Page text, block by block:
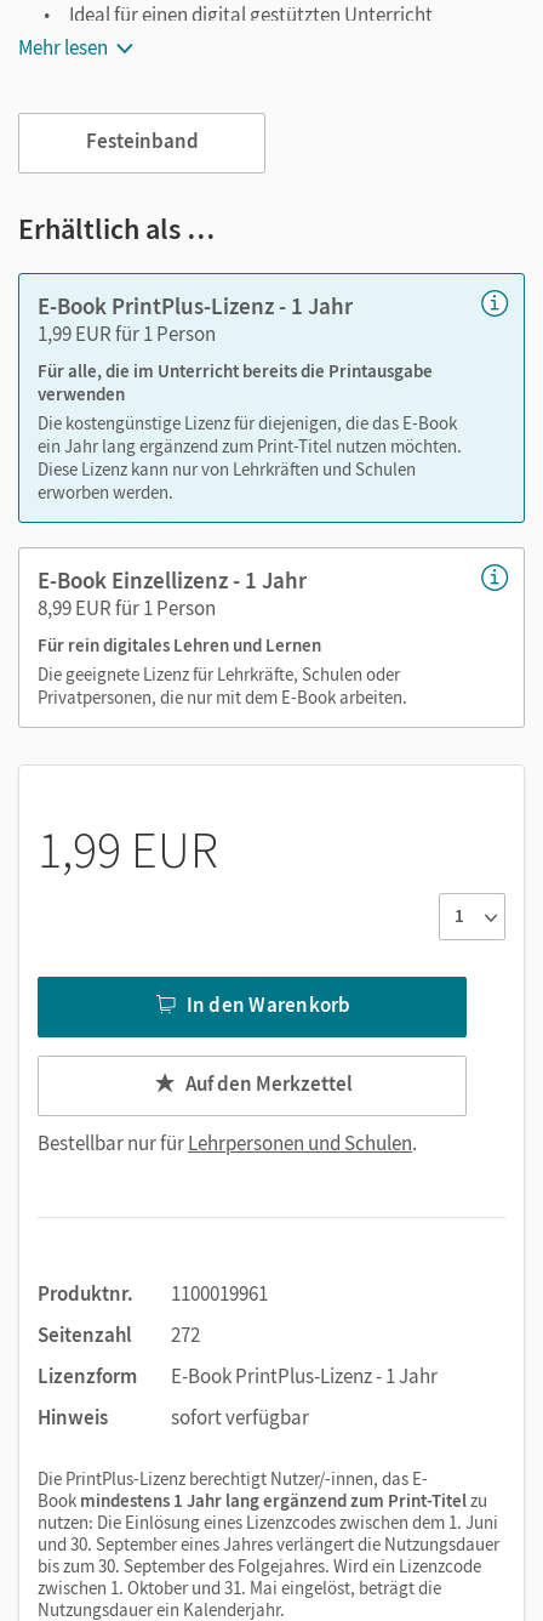
Ideal für einen digital gestützten Unterricht
Notiz- und Markierungsmöglichkeit
Viele digitale Funktionen unterstützen das Lehren und
Lernen:
Notizen erstellen
Lesezeichen hinzufügen
Zoomen
Mehr lesen
Festeinband
Erhältlich als …
E-Book PrintPlus-Lizenz - 1 Jahr
1,99 EUR für 1 Person
Für alle, die im Unterricht bereits die Printausgabe
verwenden
Die kostengünstige Lizenz für diejenigen, die das E-Book
ein Jahr lang ergänzend zum Print-Titel nutzen möchten.
Diese Lizenz kann nur von Lehrkräften und Schulen
erworben werden.
E-Book Einzellizenz - 1 Jahr
8,99 EUR für 1 Person
Für rein digitales Lehren und Lernen
Die geeignete Lizenz für Lehrkräfte, Schulen oder
Privatpersonen, die nur mit dem E-Book arbeiten.
1,99 EUR
In den Warenkorb
Auf den Merkzettel
Bestellbar nur fürLehrpersonen und Schulen.
Produktnr.
1100019961
Seitenzahl
272
Lizenzform
E-Book PrintPlus-Lizenz - 1 Jahr
Hinweis
sofort verfügbar
Die PrintPlus-Lizenz berechtigt Nutzer/-innen, das E-
Book mindestens 1 Jahr lang ergänzend zum Print-Titelzu
nutzen: Die Einlösung eines Lizenzcodes zwischen dem 1. Juni
und 30. September eines Jahres verlängert die Nutzungsdauer
bis zum 30. September des Folgejahres. Wird ein Lizenzcode
zwischen 1. Oktober und 31. Mai eingelöst, beträgt die
Nutzungsdauer ein Kalenderjahr.